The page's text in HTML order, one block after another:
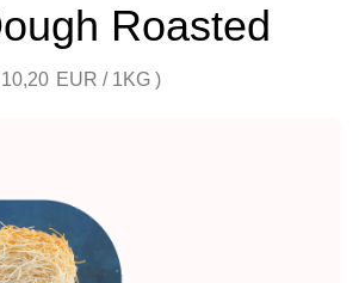
Roasted
EUR / 1KG )